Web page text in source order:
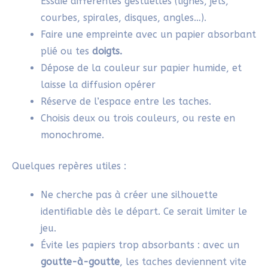
ce concept de créer à partir des accidents
que sont les tâches. Merci pour cette
introduction au Hirameki, et pour tes
créations qui donnent vraiment envie !!@
SYLVIE
Merci Eva pour ce retour! Avec des
feutres, tu as aussi le jeu du squiggle qui
peut être amusant et libérateur! J’en
ferai probablement un article un de ces
jours!
Répondre